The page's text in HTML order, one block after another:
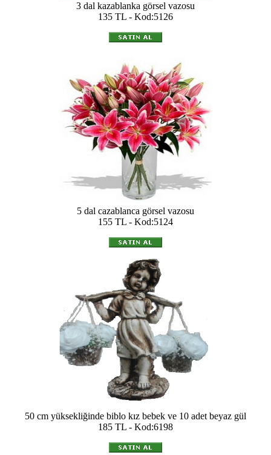
3 dal kazablanka görsel vazosu
135 TL - Kod:5126
5 dal cazablanca görsel vazosu
155 TL - Kod:5124
50 cm yüksekliğinde biblo kız bebek ve 10 adet beyaz gül
185 TL - Kod:6198